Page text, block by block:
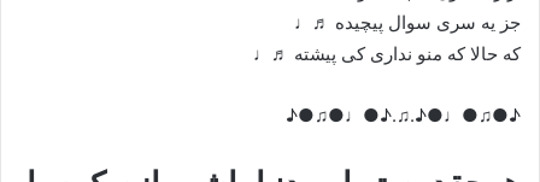
جز یه سری سوال پیچیده ♬♩
که حالا که منو نداری کی پیشته ♬♩
♪●♫●♩●♪.♫.♪●♩●♫●♪